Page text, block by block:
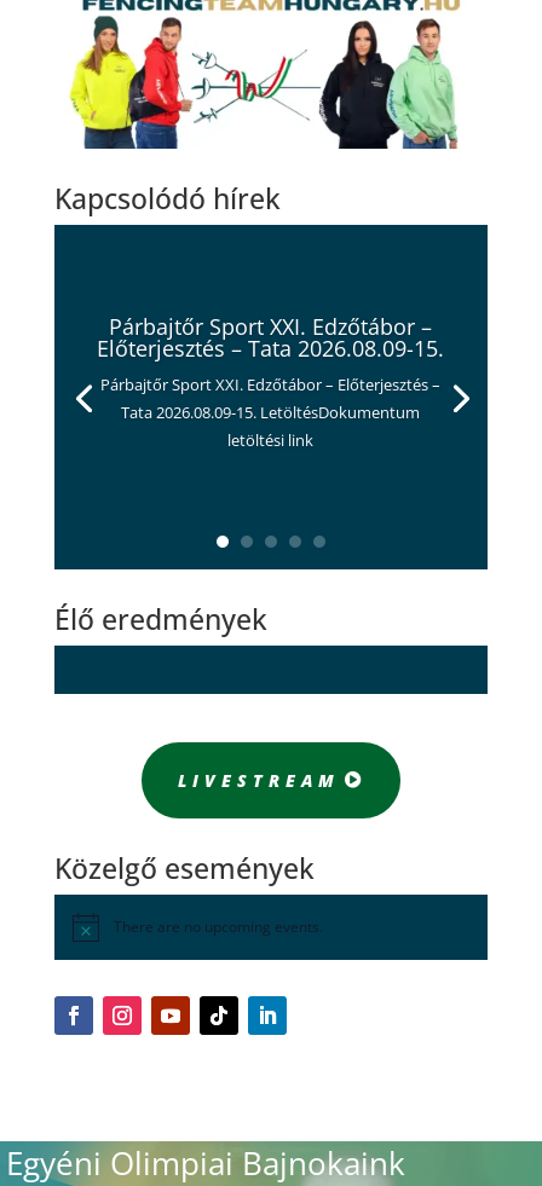
Kapcsolódó hírek
Párbajtőr Sport XXI. Edzőtábor –
Előterjesztés – Tata 2026.08.09-15.
Párbajtőr Sport XXI. Edzőtábor – Előterjesztés –
Tata 2026.08.09-15. LetöltésDokumentum
letöltési link
Élő eredmények
LIVESTREAM
Közelgő események
There are no upcoming events.
Egyéni Olimpiai Bajnokaink